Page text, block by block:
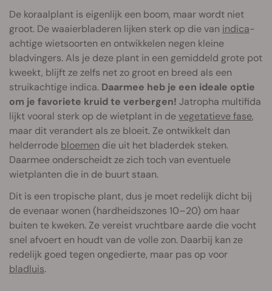
De koraalplant is eigenlijk een boom, maar wordt niet
groot. De waaierbladeren lijken sterk op die van indica-
achtige wietsoorten en ontwikkelen negen kleine
bladvingers. Als je deze plant in een gemiddeld grote pot
kweekt, blijft ze zelfs net zo groot en breed als een
struikachtige indica. Daarmee heb je een ideale optie
om je favoriete kruid te verbergen! Jatropha multifida
lijkt vooral sterk op de wietplant in devegetatieve fase,
maar dit verandert als ze bloeit. Ze ontwikkelt dan
helderrode bloemen die uit het bladerdek steken.
Daarmee onderscheidt ze zich toch van eventuele
wietplanten die in de buurt staan.
Dit is een tropische plant, dus je moet redelijk dicht bij
de evenaar wonen (hardheidszones 10–20) om haar
buiten te kweken. Ze vereist vruchtbare aarde die vocht
snel afvoert en houdt van de volle zon. Daarbij kan ze
redelijk goed tegen ongedierte, maar pas op voor
bladluis.